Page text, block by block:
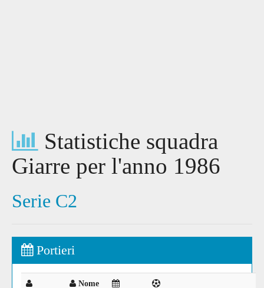
Statistiche squadra
Giarre per l'anno 1986
Serie C2
Portieri
Nome